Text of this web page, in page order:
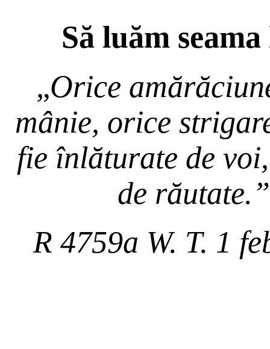
Să luăm
„Orice
mânie, orice
fie înlăturate de
de răutate.”
R 4759a W. T. 1